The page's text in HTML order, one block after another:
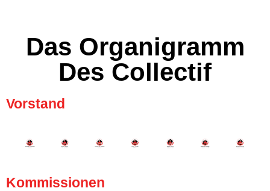
Das Organigramm
Des Collectif
Vorstand
Kommissionen